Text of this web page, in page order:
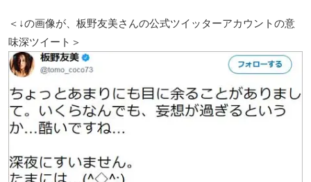
＜↓の画像が、板野友美さんの公式ツイッターアカウントの意
味深ツイート＞